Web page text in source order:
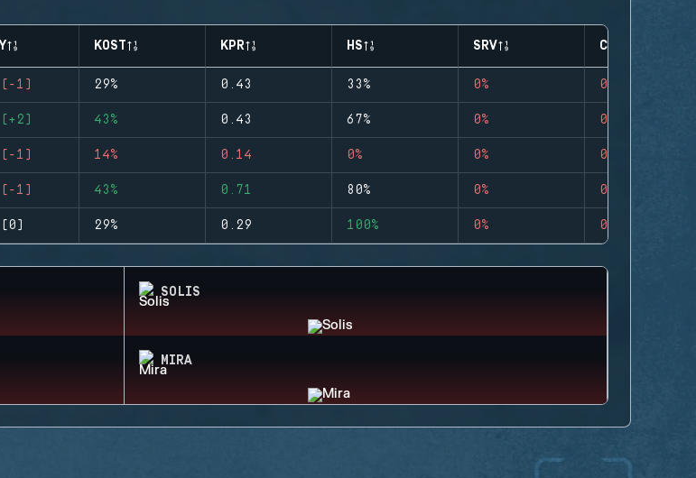
KOST KPR HS SRV CLUTCHES
1) 29% 0.43 33% 0% 0
43% 0.43 67% 0% 0
1) 14% 0.14 0% 0% 0
1) 43% 0.71 80% 0% 0
29% 0.29 100% 0% 0
SOLIS
MIRA